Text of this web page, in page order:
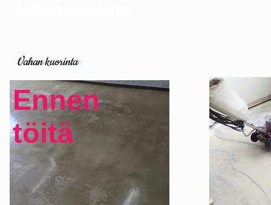
Vahan kuorinta
Ennen
töitä